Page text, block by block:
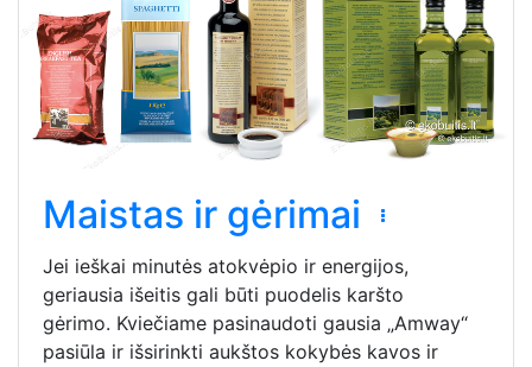
Maistas ir gėrimai
Jei ieškai minutės atokvėpio ir energijos,
geriausia išeitis gali būti puodelis karšto
gėrimo. Kviečiame pasinaudoti gausia „Amway“
pasiūla ir išsirinkti aukštos kokybės kavos ir